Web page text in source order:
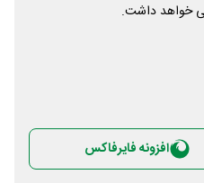
خواهد داشت.
افزونه فایرفاکس